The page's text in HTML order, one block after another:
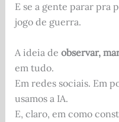
E se a gente parar pra
jogo de guerra.
A ideia de observar,
em tudo.
Em redes sociais. Em
usamos a IA.
E, claro, em como